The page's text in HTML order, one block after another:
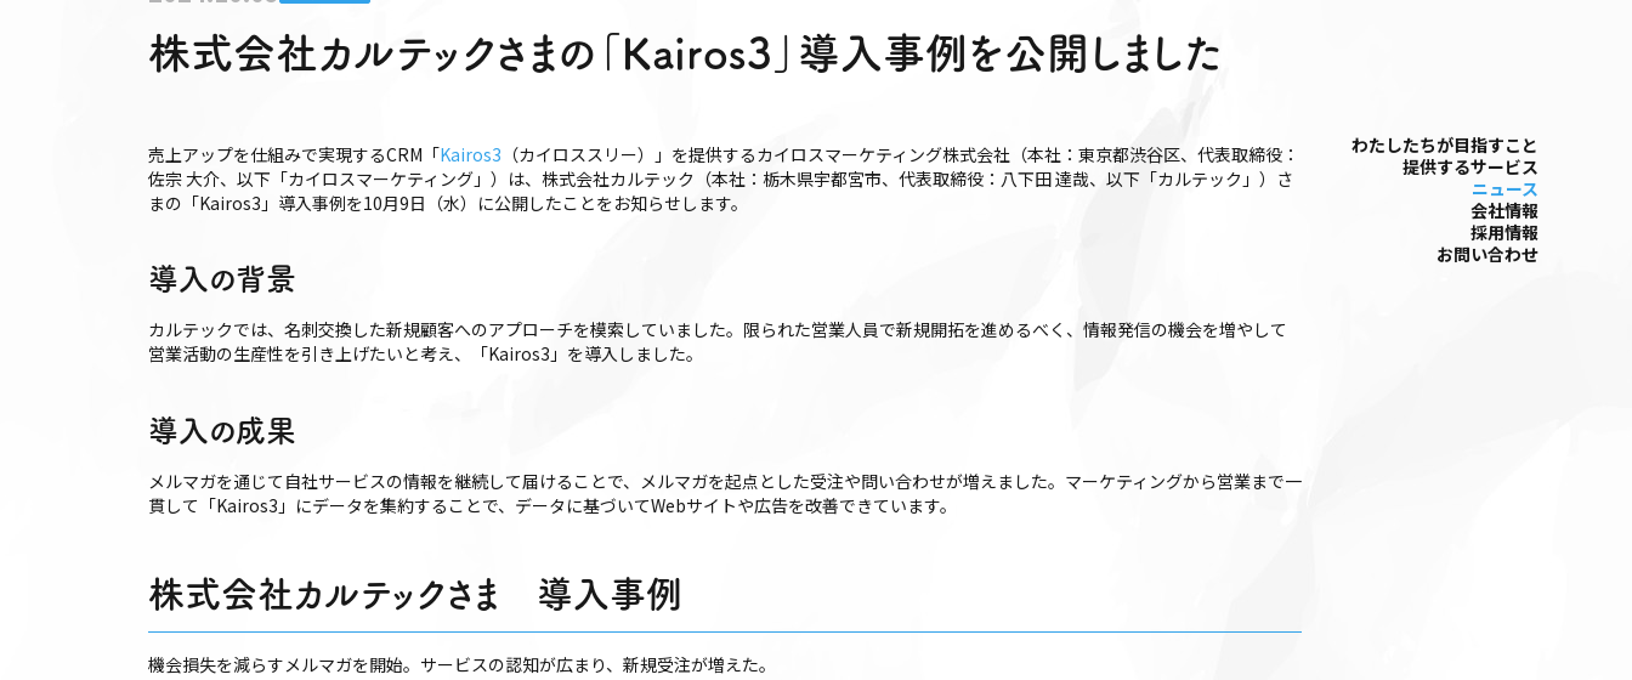
株式会社カルテックさまの「Kairos3」導入事例を公開しました
売上アップを仕組みで実現するCRM「Kairos3 （カイロススリー）」を提供するカイロスマーケティング株式会社（本社：東京都渋谷区、代表取締役：
佐宗 大介、以下「カイロスマーケティング」）は、株式会社カルテック（本社：栃木県宇都宮市、代表取締役：八下田 達哉、以下「カルテック」）さ
まの「Kairos3」導入事例を10月9日（水）に公開したことをお知らせします。
導入の背景
カルテックでは、名刺交換した新規顧客へのアプローチを模索していました。限られた営業人員で新規開拓を進めるべく、情報発信の機会を増やして
営業活動の生産性を引き上げたいと考え、「Kairos3」を導入しました。
導入の成果
メルマガを通じて自社サービスの情報を継続して届けることで、メルマガを起点とした受注や問い合わせが増えました。マーケティングから営業まで一
貫して「Kairos3」にデータを集約することで、データに基づいてWebサイトや広告を改善できています。
株式会社カルテックさま 導入事例
機会損失を減らすメルマガを開始。サービスの認知が広まり、新規受注が増えた。
わたしたちが⽬指すこと
提供するサービス
ニュース
会社情報
採⽤情報
お問い合わせ